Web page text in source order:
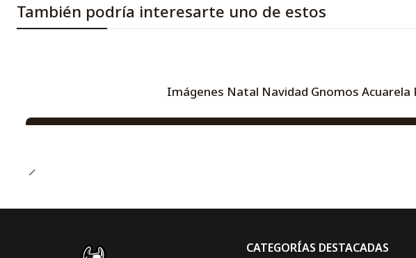
También podría interesarte uno de estos
Imágenes Natal Navidad Gnomos
CATEGORÍAS DESTACADAS